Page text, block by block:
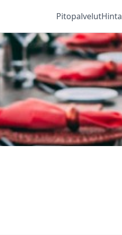
PitopalvelutHinta